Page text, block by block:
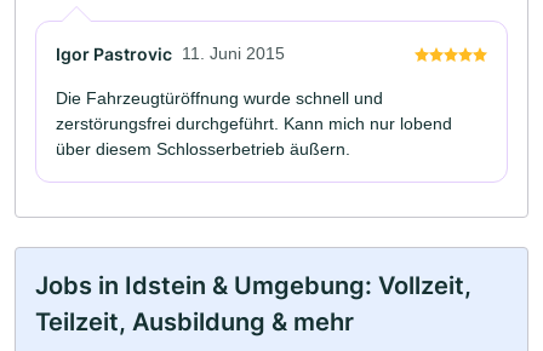
Igor Pastrovic 11. Juni 2015
Die Fahrzeugtüröffnung wurde schnell und
zerstörungsfrei durchgeführt. Kann mich nur lobend
über diesem Schlosserbetrieb äußern.
Jobs in Idstein & Umgebung: Vollzeit,
Teilzeit, Ausbildung & mehr